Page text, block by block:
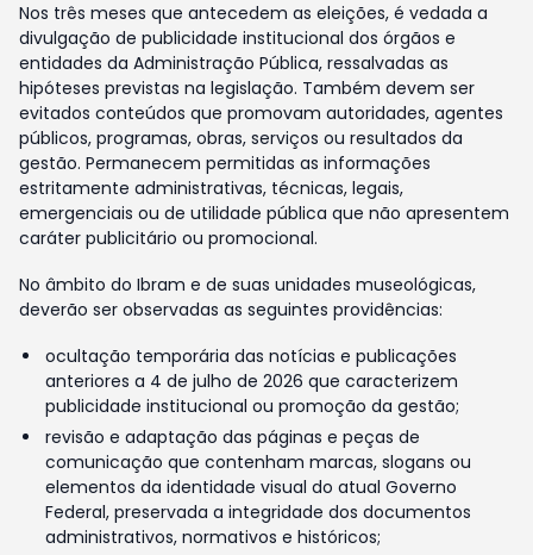
Nos três meses que antecedem as eleições, é vedada a
divulgação de publicidade institucional dos órgãos e
entidades da Administração Pública, ressalvadas as
hipóteses previstas na legislação. Também devem ser
evitados conteúdos que promovam autoridades, agentes
públicos, programas, obras, serviços ou resultados da
gestão. Permanecem permitidas as informações
estritamente administrativas, técnicas, legais,
emergenciais ou de utilidade pública que não apresentem
caráter publicitário ou promocional.
No âmbito do Ibram e de suas unidades museológicas,
deverão ser observadas as seguintes providências:
ocultação temporária das notícias e publicações
anteriores a 4 de julho de 2026 que caracterizem
publicidade institucional ou promoção da gestão;
revisão e adaptação das páginas e peças de
comunicação que contenham marcas, slogans ou
elementos da identidade visual do atual Governo
Federal, preservada a integridade dos documentos
administrativos, normativos e históricos;